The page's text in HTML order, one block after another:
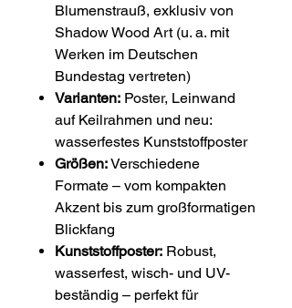
Blumenstrauß, exklusiv von
Shadow Wood Art (u. a. mit
Werken im Deutschen
Bundestag vertreten)
Varianten: Poster, Leinwand
auf Keilrahmen und neu:
wasserfestes Kunststoffposter
Größen:Verschiedene
Formate – vom kompakten
Akzent bis zum großformatigen
Blickfang
Kunststoffposter: Robust,
wasserfest, wisch- und UV-
beständig – perfekt für